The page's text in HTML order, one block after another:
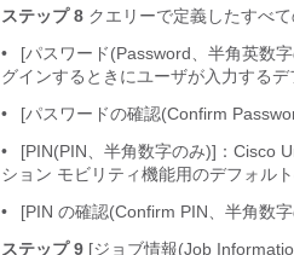
ステップ 8 クエリーで定義したすべ
•
[パスワード(Password、半角英数
グインするときにユーザが入力する
•
[パスワードの確認(Confirm
•
[PIN(PIN、半角数字のみ)]：Cisco
ション モビリティ機能用のデフォル
•
[PIN の確認(Confirm PIN、半角数
ステップ 9 [ジョブ情報(Job